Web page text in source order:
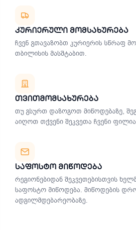
Კურიერული Მომსახურება
ჩვენ გთავაზობთ კურიერის სწრაფ
თბილისის მასშტაბით.
Თვითმომსახურება
თუ გსურთ დაზოგოთ მიწოდებაზე,
აიღოთ თქვენი შეკვეთა ჩვენი
Საფოსტო Მიწოდება
რეგიონებიდან შეკვეთებისთვის
საფოსტო მიწოდება. მიწოდების
ადგილმდებარეობაზე.